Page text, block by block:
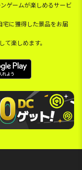
ゲームが楽しめるサービ
に獲得した景品をお届
楽しめます。